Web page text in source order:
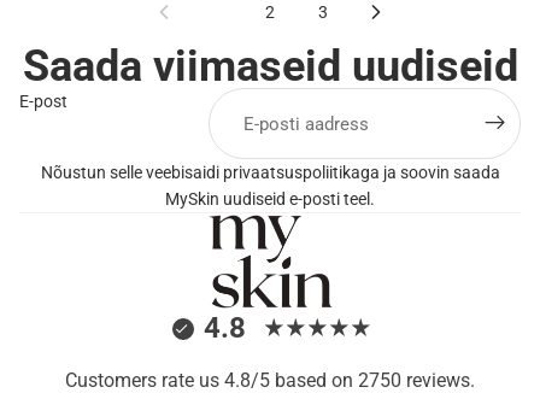
2 3
Saada viimaseid uudiseid
E-post
Nõustun selle veebisaidi privaatsuspoliitikaga ja soovin saada
MySkin uudiseid e-posti teel.
4.8
Customers rate us 4.8/5 based on 2750 reviews.